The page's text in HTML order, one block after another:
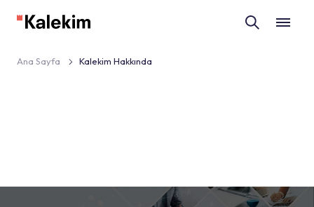
Ana Sayfa Kalekim Hakkında